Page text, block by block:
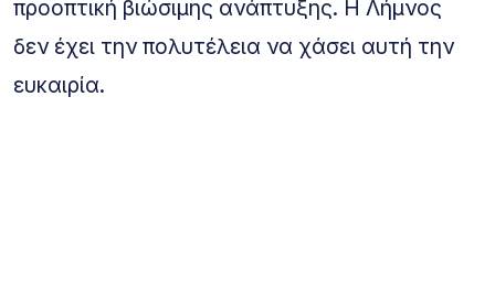
προοπτική βιώσιμης ανάπτυξης. Η Λήμνος
δεν έχει την πολυτέλεια να χάσει αυτή την
ευκαιρία.